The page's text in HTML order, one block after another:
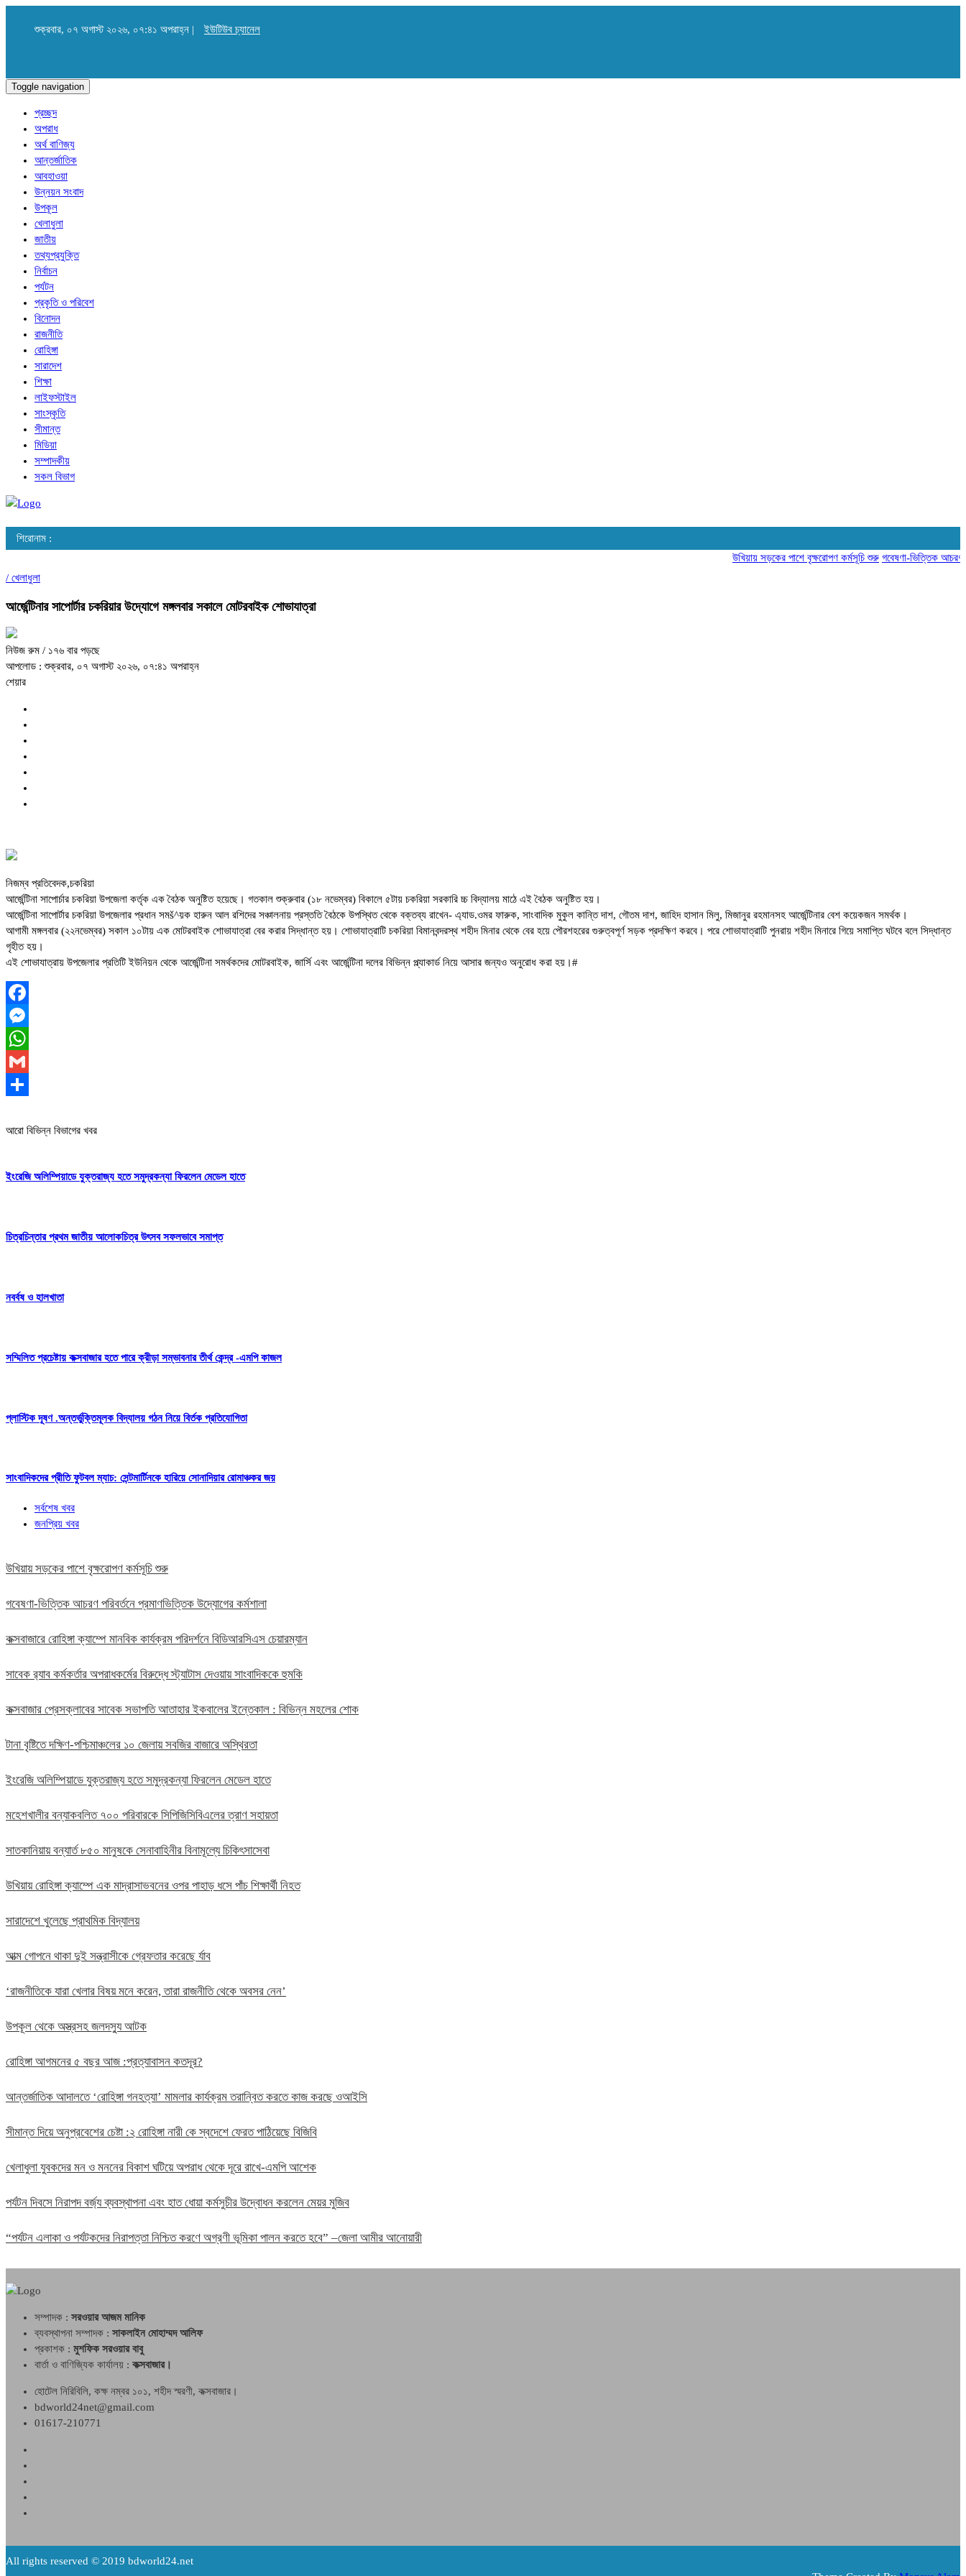
শুক্রবার, ০৭ অগাস্ট ২০২৬, ০৭:৪১ অপরাহ্ন | ইউটিউব চ্যানেল
Toggle navigation
প্রচ্ছদ
অপরাধ
অর্থ বাণিজ্য
আন্তর্জাতিক
আবহাওয়া
উন্নয়ন সংবাদ
উপকূল
খেলাধুলা
জাতীয়
তথ্যপ্রযুক্তি
নির্বাচন
পর্যটন
প্রকৃতি ও পরিবেশ
বিনোদন
রাজনীতি
রোহিঙ্গা
সারাদেশ
শিক্ষা
লাইফস্টাইল
সাংস্কৃতি
সীমান্ত
মিডিয়া
সম্পাদকীয়
সকল বিভাগ
শিরোনাম :
উখিয়ায় সড়কের পাশে বৃক্ষরোপণ কর্মসূচি শুরু গবেষণা-ভিত্তিক আচরণ
/ খেলাধুলা
আর্জেন্টিনার সাপোর্টার চকরিয়ার উদ্যোগে মঙ্গলবার সকালে মোটরবাইক শোভাযাত্রা
নিউজ রুম / ১৭৬ বার পড়ছে
আপলোড : শুক্রবার, ০৭ অগাস্ট ২০২৬, ০৭:৪১ অপরাহ্ন
শেয়ার
নিজম্ব প্রতিবেদক,চকরিয়া
আর্জেন্টিনা সাপোর্চার চকরিয়া উপজেলা কর্তৃক এক বৈঠক অনুষ্টিত হয়েছে। গতকাল শুক্রুবার (১৮ নভেম্বর) বিকালে ৫টায় চকরিয়া সরকারি চ্চ বিদ্যালয় মাঠে এই বৈঠক অনুষ্টিত হয়।
আর্জেন্টিনা সাপোর্টার চকরিয়া উপজেলার প্রধান সমš^য়ক হারুন আল রশিদের সঞ্চালনায় প্রস্ততি বৈঠকে উপস্থিত থেকে বক্তব্য রাখেন- এ্যাড.ওমর ফারুক, সাংবাদিক মুকুল কান্তি দাশ, গৌতম দাশ, জাহিদ হাসান মিলু, মিজানুর রহমানসহ আর্জেন্টিনার বেশ কয়েকজন সমর্থক।
আগামী মঙ্গলবার (২২নভেম্বর) সকাল ১০টায় এক মোটরবাইক শোভাযাত্রা বের করার সিদ্ধান্ত হয়। শোভাযাত্রাটি চকরিয়া বিমানবন্দরস্থ শহীদ মিনার থেকে বের হয়ে পৌরশহরের গুরুত্বপূর্ণ সড়ক প্রদক্ষিণ করবে। পরে শোভাযাত্রাটি পুনরায় শহীদ মিনারে গিয়ে সমাপ্তি ঘটবে বলে সিদ্ধান্ত
গৃহীত হয়।
এই শোভাযাত্রায় উপজেলার প্রতিটি ইউনিয়ন থেকে আর্জেন্টিনা সমর্থকদের মোটরবাইক, জার্সি এবং আর্জেন্টিনা দলের বিভিন্ন প্ল্যাকার্ড নিয়ে আসার জন্যও অনুরোধ করা হয়।#
Facebook
Messenger
WhatsApp
Gmail
আরো বিভিন্ন বিভাগের খবর
ইংরেজি অলিম্পিয়াডে যুক্তরাজ্য হতে সমুদ্রকন্যা ফিরলেন মেডেল হাতে
চিত্রচিন্তার প্রথম জাতীয় আলোকচিত্র উৎসব সফলভাবে সমাপ্ত
নবর্বষ ও হালখাতা
সম্মিলিত প্রচেষ্টায় কক্সবাজার হতে পারে ক্রীড়া সম্ভাবনার তীর্থ কেন্দ্র -এমপি কাজল
প্লাস্টিক দূষণ .অন্তর্ভুক্তিমূলক বিদ্যালয় গঠন নিয়ে বির্তক প্রতিযোগিতা
সাংবাদিকদের প্রীতি ফুটবল ম্যাচ: সেন্টমার্টিনকে হারিয়ে সোনাদিয়ার রোমাঞ্চকর জয়
সর্বশেষ খবর
জনপ্রিয় খবর
উখিয়ায় সড়কের পাশে বৃক্ষরোপণ কর্মসূচি শুরু
গবেষণা-ভিত্তিক আচরণ পরিবর্তনে প্রমাণভিত্তিক উদ্যোগের কর্মশালা
কক্সবাজারে রোহিঙ্গা ক্যাম্পে মানবিক কার্যক্রম পরিদর্শনে বিডিআরসিএস চেয়ারম্যান
সাবেক র‍্যাব কর্মকর্তার অপরাধকর্মের বিরুদ্ধে স্ট্যাটাস দেওয়ায় সাংবাদিককে হুমকি
কক্সবাজার প্রেসক্লাবের সাবেক সভাপতি আতাহার ইকবালের ইন্তেকাল : বিভিন্ন মহলের শোক
টানা বৃষ্টিতে দক্ষিণ-পশ্চিমাঞ্চলের ১০ জেলায় সবজির বাজারে অস্থিরতা
ইংরেজি অলিম্পিয়াডে যুক্তরাজ্য হতে সমুদ্রকন্যা ফিরলেন মেডেল হাতে
মহেশখালীর বন্যাকবলিত ৭০০ পরিবারকে সিপিজিসিবিএলের ত্রাণ সহায়তা
সাতকানিয়ায় বন্যার্ত ৮৫০ মানুষকে সেনাবাহিনীর বিনামূল্যে চিকিৎসাসেবা
উখিয়ায় রোহিঙ্গা ক্যাম্পে এক মাদ্রাসাভবনের ওপর পাহাড় ধসে পাঁচ শিক্ষার্থী নিহত
সারাদেশে খুলেছে প্রাথমিক বিদ্যালয়
আত্ম গোপনে থাকা দুই সন্ত্রাসীকে গ্রেফতার করেছে র্যাব
‘রাজনীতিকে যারা খেলার বিষয় মনে করেন, তারা রাজনীতি থেকে অবসর নেন’
উপকূল থেকে অস্ত্রসহ জলদস্যু আটক
রোহিঙ্গা আগমনের ৫ বছর আজ :প্রত্যাবাসন কতদূর?
আন্তর্জাতিক আদালতে ‘রোহিঙ্গা গনহত্যা’ মামলার কার্যক্রম তরান্বিত করতে কাজ করছে ওআইসি
সীমান্ত দিয়ে অনুপ্রবেশের চেষ্টা :২ রোহিঙ্গা নারী কে স্বদেশে ফেরত পাঠিয়েছে বিজিবি
খেলাধুলা যুবকদের মন ও মননের বিকাশ ঘটিয়ে অপরাধ থেকে দূরে রাখে-এমপি আশেক
পর্যটন দিবসে নিরাপদ বর্জ্য ব্যবস্থাপনা এবং হাত ধোয়া কর্মসুচীর উদ্বোধন করলেন মেয়র মুজিব
“পর্যটন এলাকা ও পর্যটকদের নিরাপত্তা নিশ্চিত করণে অগ্রণী ভূমিকা পালন করতে হবে” –জেলা আমীর আনোয়ারী
সম্পাদক : সরওয়ার আজম মানিক
ব্যবস্থাপনা সম্পাদক : সাকলাইন মোহাম্মদ আলিফ
প্রকাশক : মুশফিক সরওয়ার বাবু
বার্তা ও বাণিজ্যিক কার্যালয় : কক্সবাজার।
হোটেল নিরিবিলি, কক্ষ নম্বর ১০১, শহীদ স্মরণী, কক্সবাজার।
bdworld24net@gmail.com
01617-210771
All rights reserved © 2019 bdworld24.net